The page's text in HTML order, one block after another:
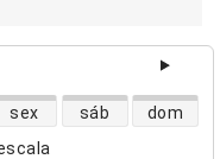
sex sáb dom